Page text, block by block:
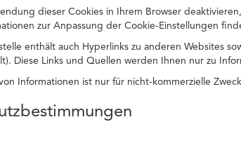
dieser Cookies in Ihrem Browser
zur Anpassung der Cookie-Einstellungen
enthält auch Hyperlinks zu anderen Websites
Diese Links und Quellen werden Ihnen nur zu
Informationen ist nur für nicht-kommerzielle